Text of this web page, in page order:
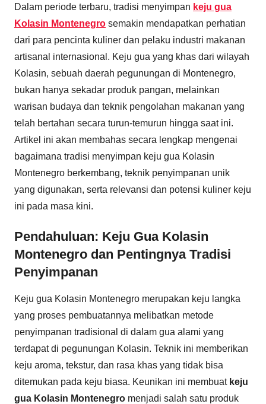
Dalam periode terbaru, tradisi menyimpan keju gua
Kolasin Montenegro semakin mendapatkan perhatian
dari para pencinta kuliner dan pelaku industri makanan
artisanal internasional. Keju gua yang khas dari wilayah
Kolasin, sebuah daerah pegunungan di Montenegro,
bukan hanya sekadar produk pangan, melainkan
warisan budaya dan teknik pengolahan makanan yang
telah bertahan secara turun-temurun hingga saat ini.
Artikel ini akan membahas secara lengkap mengenai
bagaimana tradisi menyimpan keju gua Kolasin
Montenegro berkembang, teknik penyimpanan unik
yang digunakan, serta relevansi dan potensi kuliner keju
ini pada masa kini.
Pendahuluan: Keju Gua Kolasin
Montenegro dan Pentingnya Tradisi
Penyimpanan
Keju gua Kolasin Montenegro merupakan keju langka
yang proses pembuatannya melibatkan metode
penyimpanan tradisional di dalam gua alami yang
terdapat di pegunungan Kolasin. Teknik ini memberikan
keju aroma, tekstur, dan rasa khas yang tidak bisa
ditemukan pada keju biasa. Keunikan ini membuat keju
gua Kolasin Montenegro menjadi salah satu produk